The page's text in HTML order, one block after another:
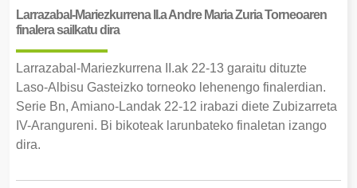
Larrazabal-Mariezkurrena II.a Andre Maria Zuria Torneoaren
finalera sailkatu dira
Larrazabal-Mariezkurrena II.ak 22-13 garaitu dituzte
Laso-Albisu Gasteizko torneoko lehenengo finalerdian.
Serie Bn, Amiano-Landak 22-12 irabazi diete Zubizarreta
IV-Arangureni. Bi bikoteak larunbateko finaletan izango
dira.